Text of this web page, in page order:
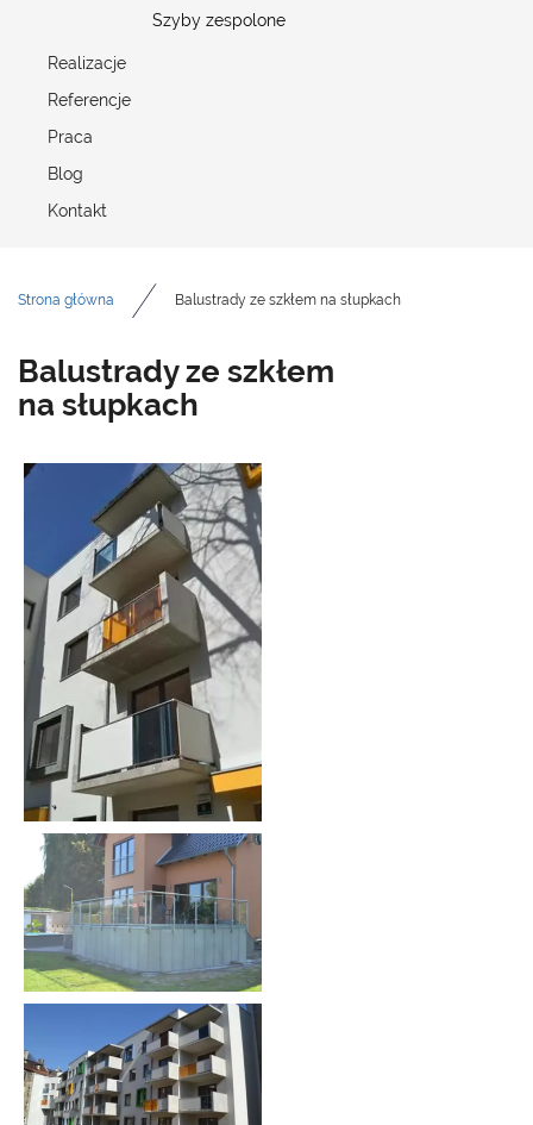
Szyby zespolone
Realizacje
Referencje
Praca
Blog
Kontakt
Strona główna Balustrady ze szkłem na słupkach
Balustrady ze szkłem
na słupkach